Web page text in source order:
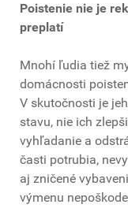
Poistenie nie je
preplatí
Mnohí ľudia tiež
domácnosti
V skutočnosti je
stavu, nie ich
vyhľadanie a
časti potrubia,
aj zničené
výmenu